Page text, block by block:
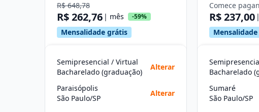
R$ 648,78
R$ 262,76 | mês -59%
Mensalidade grátis
Semipresencial / Virtual
Bacharelado (graduação)
Alterar
Paraisópolis
São Paulo/SP
Alterar
Comece
R$ 237,00
Bacharelado
Sumaré
São Paulo/SP